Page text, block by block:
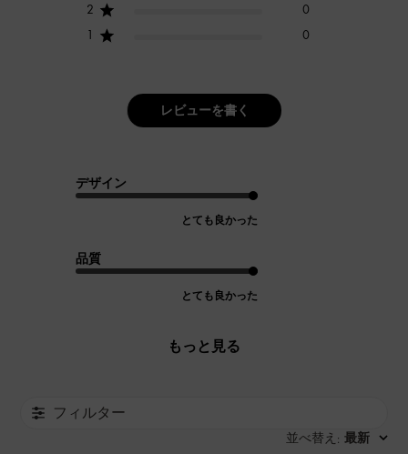
2
0
1
0
レビューを書く
デザイン
とても良かった
品質
とても良かった
もっと見る
フィルター
並べ替え : 最新